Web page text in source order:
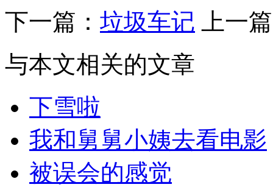
下一篇： 垃圾车记
上一
与本文相关的文章
下雪啦
我和舅舅小姨去看电影
被误会的感觉